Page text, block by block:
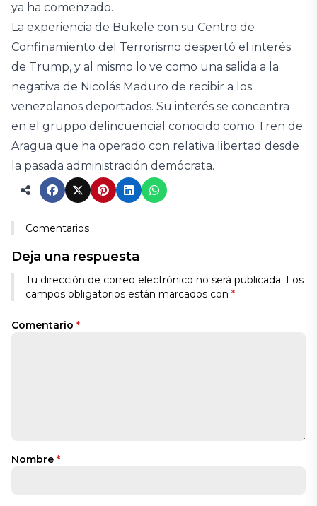
ya ha comenzado.
La experiencia de Bukele con su Centro de
Confinamiento del Terrorismo despertó el interés
de Trump, y al mismo lo ve como una salida a la
negativa de Nicolás Maduro de recibir a los
venezolanos deportados. Su interés se concentra
en el gruppo delincuencial conocido como Tren de
Aragua que ha operado con relativa libertad desde
la pasada administración demócrata.
Comentarios
Deja una respuesta
Tu dirección de correo electrónico no será publicada. Los
campos obligatorios están marcados con *
Comentario *
Nombre *